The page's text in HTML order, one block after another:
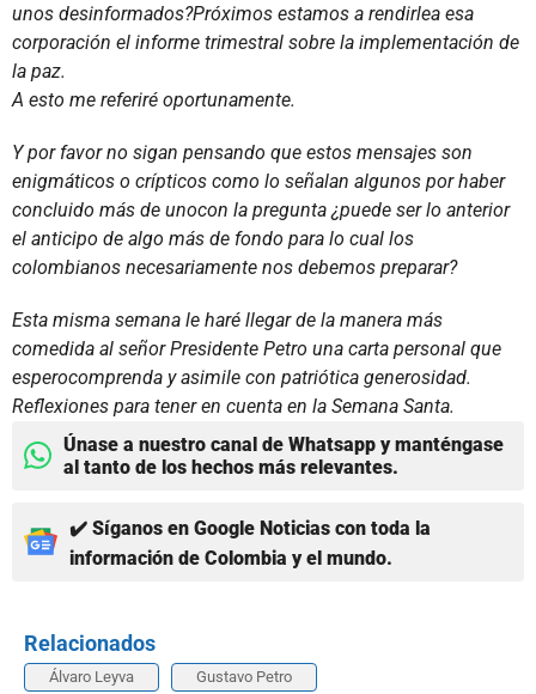
unos desinformados?Próximos estamos a rendirlea esa
corporación el informe trimestral sobre la implementación de
la paz.
A esto me referiré oportunamente.
Y por favor no sigan pensando que estos mensajes son
enigmáticos o crípticos como lo señalan algunos por haber
concluido más de unocon la pregunta ¿puede ser lo anterior
el anticipo de algo más de fondo para lo cual los
colombianos necesariamente nos debemos preparar?
Esta misma semana le haré llegar de la manera más
comedida al señor Presidente Petro una carta personal que
esperocomprenda y asimile con patriótica generosidad.
Reflexiones para tener en cuenta en la Semana Santa.
Únase a nuestro canal de Whatsapp y manténgase
al tanto de los hechos más relevantes.
✔️ Síganos en Google Noticias con toda la
información de Colombia y el mundo.
Relacionados
Álvaro Leyva Gustavo Petro